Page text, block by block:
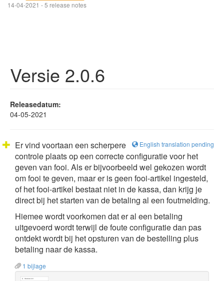
14-04-2021 - 5 release notes
Versie 2.0.6
Releasedatum:
04-05-2021
English translation pending
Er vind voortaan een scherpere
controle plaats op een correcte configuratie voor het
geven van fooi. Als er bijvoorbeeld wel gekozen wordt
om fooi te geven, maar er is geen fooi-artikel ingesteld,
of het fooi-artikel bestaat niet in de kassa, dan krijg je
direct bij het starten van de betaling al een foutmelding.
Hiemee wordt voorkomen dat er al een betaling
uitgevoerd wordt terwijl de foute configuratie dan pas
ontdekt wordt bij het opsturen van de bestelling plus
betaling naar de kassa.
1 bijlage